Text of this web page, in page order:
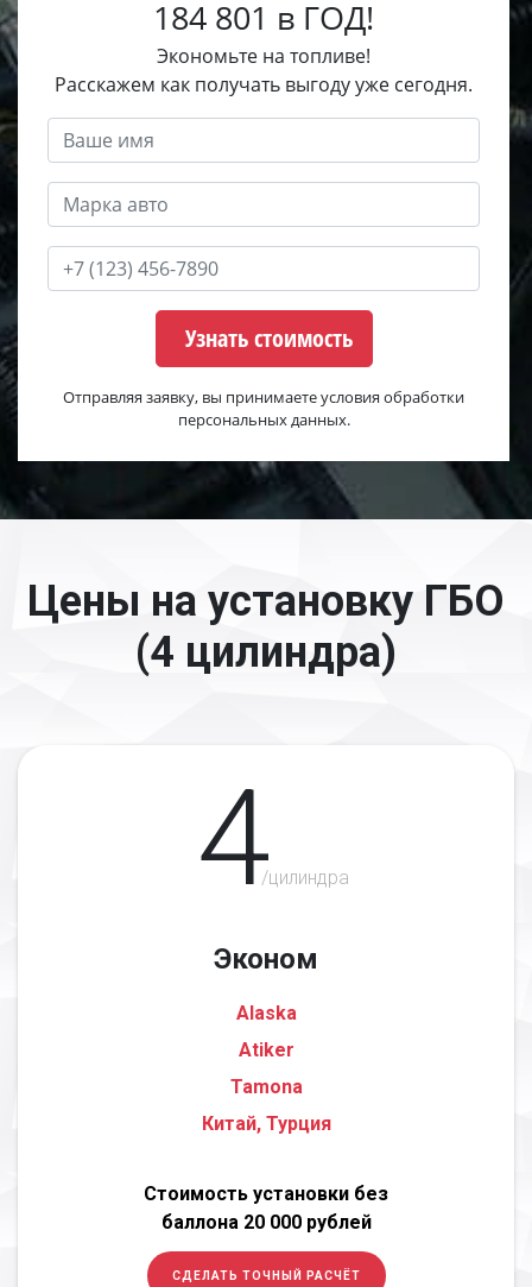
184 801 в ГОД!
Экономьте на топливе!
Расскажем как получать выгоду уже сегодня.
Узнать стоимость
Отправляя заявку, вы принимаете условия обработки
персональных данных.
Цены на установку ГБО
(4 цилиндра)
4/цилиндра
Эконом
Alaska
Atiker
Tamona
Китай, Турция
Стоимость установки без
баллона 20 000 рублей
СДЕЛАТЬ ТОЧНЫЙ РАСЧЁТ